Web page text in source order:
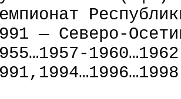
— Северо-